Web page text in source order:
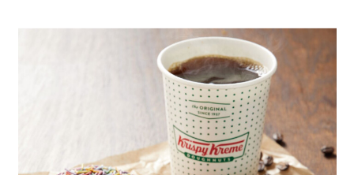
ショッ
レスト
施設案内